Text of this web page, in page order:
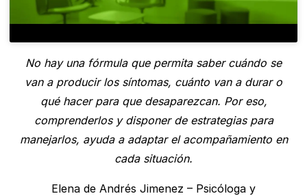
No hay una fórmula que permita saber cuándo se
van a producir los síntomas, cuánto van a durar o
qué hacer para que desaparezcan. Por eso,
comprenderlos y disponer de estrategias para
manejarlos, ayuda a adaptar el acompañamiento en
cada situación.
Elena de Andrés Jimenez – Psicóloga y